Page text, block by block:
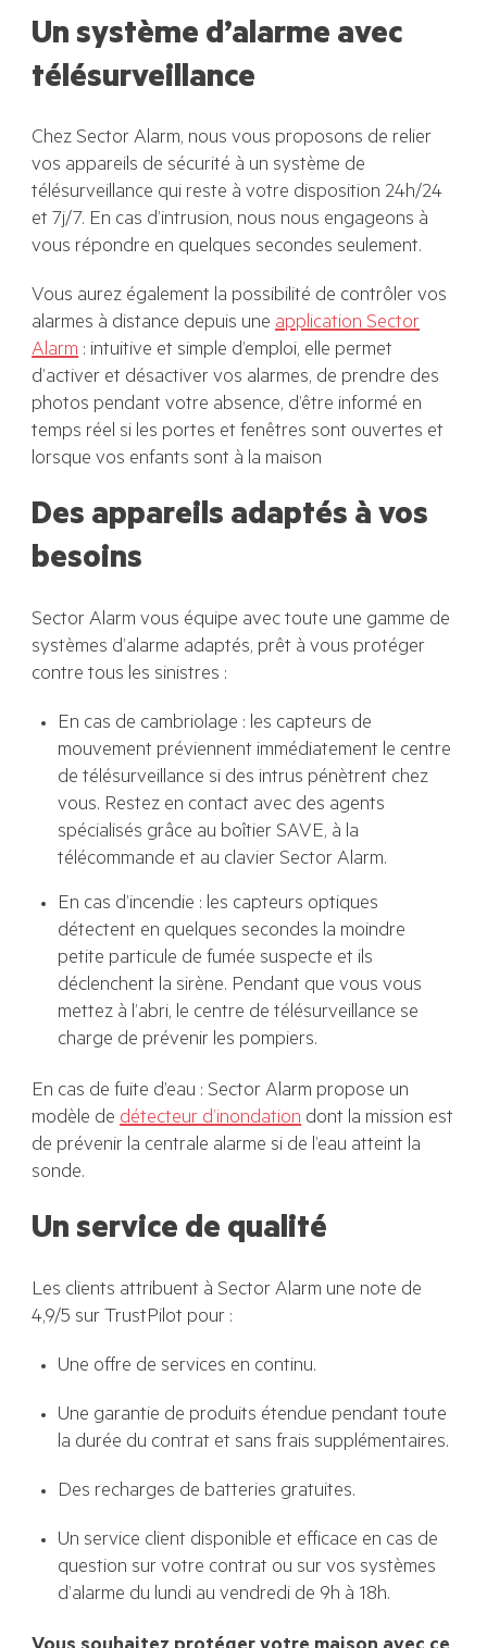
Un système d’alarme avec
télésurveillance
Chez Sector Alarm, nous vous proposons de relier
vos appareils de sécurité à un système de
télésurveillance qui reste à votre disposition 24h/24
et 7j/7. En cas d’intrusion, nous nous engageons à
vous répondre en quelques secondes seulement.
Vous aurez également la possibilité de contrôler vos
alarmes à distance depuis uneapplication Sector
Alarm : intuitive et simple d’emploi, elle permet
d’activer et désactiver vos alarmes, de prendre des
photos pendant votre absence, d’être informé en
temps réel si les portes et fenêtres sont ouvertes et
lorsque vos enfants sont à la maison
Des appareils adaptés à vos
besoins
Sector Alarm vous équipe avec toute une gamme de
systèmes d’alarme adaptés, prêt à vous protéger
contre tous les sinistres :
En cas de cambriolage : les capteurs de
mouvement préviennent immédiatement le centre
de télésurveillance si des intrus pénètrent chez
vous. Restez en contact avec des agents
spécialisés grâce au boîtier SAVE, à la
télécommande et au clavier Sector Alarm.
En cas d’incendie : les capteurs optiques
détectent en quelques secondes la moindre
petite particule de fumée suspecte et ils
déclenchent la sirène. Pendant que vous vous
mettez à l’abri, le centre de télésurveillance se
charge de prévenir les pompiers.
En cas de fuite d’eau : Sector Alarm propose un
modèle dedétecteur d’inondation dont la mission est
de prévenir la centrale alarme si de l’eau atteint la
sonde.
Un service de qualité
Les clients attribuent à Sector Alarm une note de
4,9/5 sur TrustPilot pour :
Une offre de services en continu.
Une garantie de produits étendue pendant toute
la durée du contrat et sans frais supplémentaires.
Des recharges de batteries gratuites.
Un service client disponible et efficace en cas de
question sur votre contrat ou sur vos systèmes
d’alarme du lundi au vendredi de 9h à 18h.